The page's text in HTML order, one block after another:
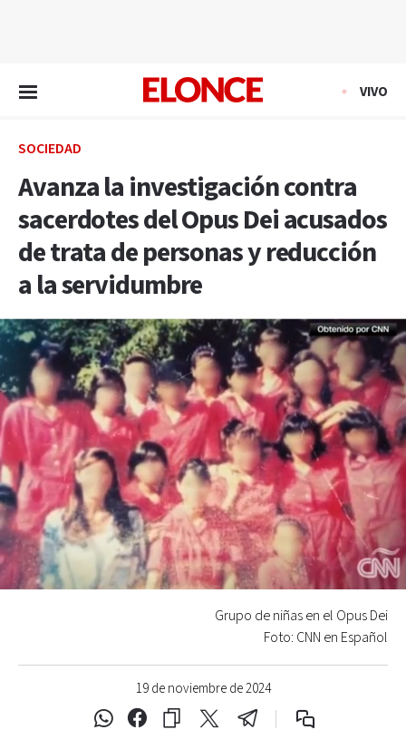
VIVO
SOCIEDAD
Avanza la investigación contra
sacerdotes del Opus Dei acusados
de trata de personas y reducción
a la servidumbre
19 de noviembre de 2024
Grupo de niñas en el Opus Dei
Foto: CNN en Español